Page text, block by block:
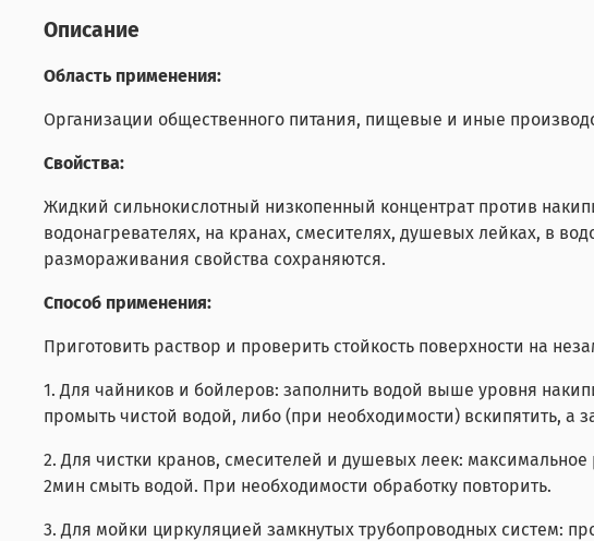
Описание
Область применения:
Организации общественного питания, пищевые и иные
Свойства:
Жидкий сильнокислотный низкопенный концентрат против
водонагревателях, на кранах, смесителях, душевых лейках, в
размораживания свойства сохраняются.
Способ применения:
Приготовить раствор и проверить стойкость поверхности на
1. Для чайников и бойлеров: заполнить водой выше уровня
промыть чистой водой, либо (при необходимости) вскипятить, а
2. Для чистки кранов, смесителей и душевых леек:
2мин смыть водой. При необходимости обработку повторить.
3. Для мойки циркуляцией замкнутых трубопроводных систем: